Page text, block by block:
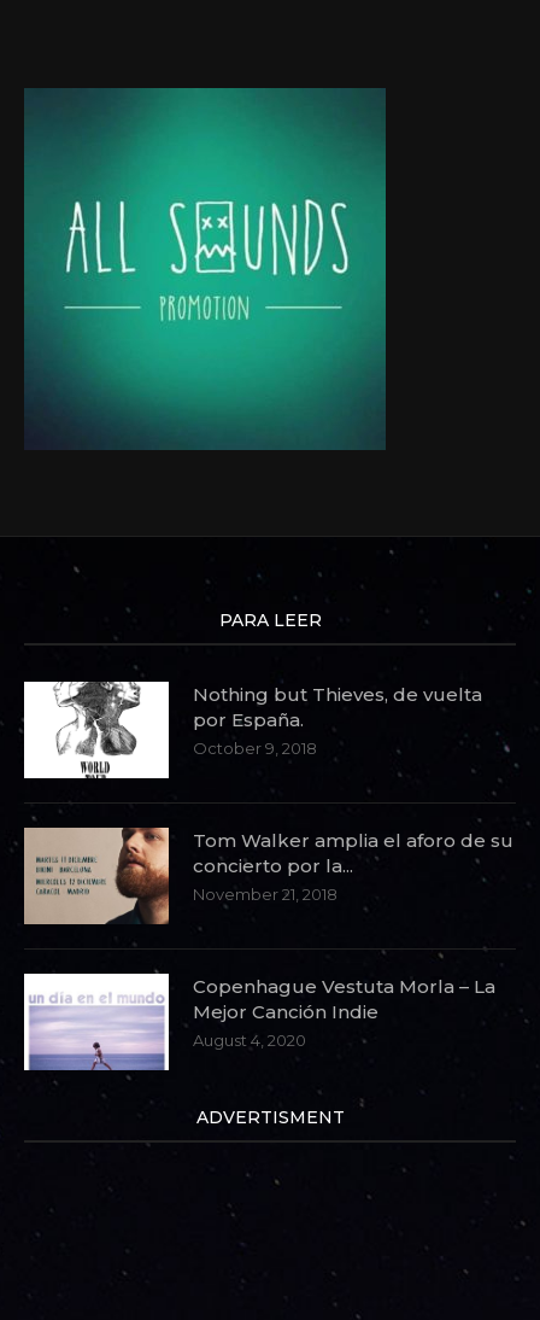
PARA LEER
Nothing but Thieves, de vuelta
por España.
October 9, 2018
Tom Walker amplia el aforo de su
concierto por la...
November 21, 2018
Copenhague Vestuta Morla – La
Mejor Canción Indie
August 4, 2020
ADVERTISMENT